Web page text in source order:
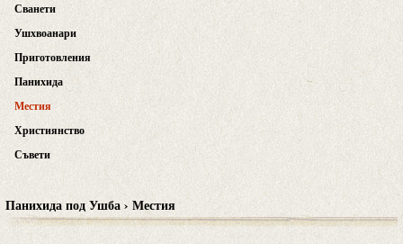
Сванети
Ушхвоанари
Приготовления
Панихида
Местия
Християнство
Съвети
Панихида под Ушба › Местия